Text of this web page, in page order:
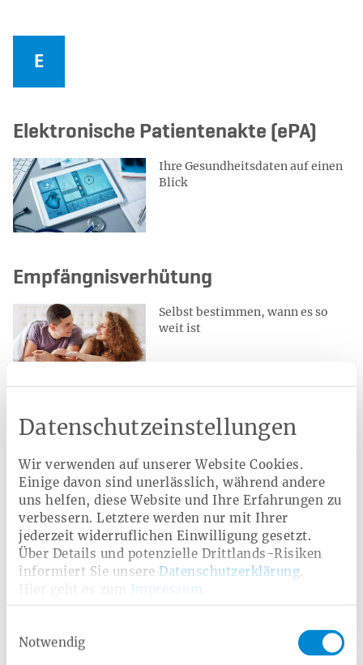
Datenschutzeinstellungen
Wir verwenden auf unserer Website Cookies.
Einige davon sind unerlässlich, während andere
uns helfen, diese Website und Ihre Erfahrungen zu
verbessern. Letztere werden nur mit Ihrer
jederzeit widerruflichen Einwilligung gesetzt.
Über Details und potenzielle Drittlands-Risiken
informiert Sie unsere Datenschutzerklärung.
Impressum
Notwendig
Elektronische Patientenakte (ePA)
Ihre Gesundheitsdaten auf einen
Blick
Empfängnisverhütung
Selbst bestimmen, wann es so
weit ist
Entlastungsbetrag
Finanzielle Unterstützung für die
häuslich Pflege
Ernährungsberatung